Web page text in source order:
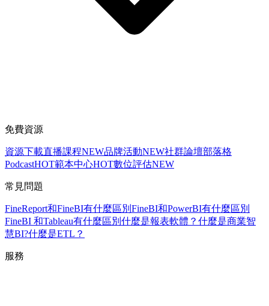
免費資源
資源下載直播課程NEW品牌活動NEW社群論壇部落格
PodcastHOT範本中心HOT數位評估NEW
常見問題
FineReport和FineBI有什麼區別 FineBI和PowerBI有什麼區別
FineBI 和Tableau有什麼區別 什麼是報表軟體？ 什麼是商業智
慧BI?什麼是ETL？
服務